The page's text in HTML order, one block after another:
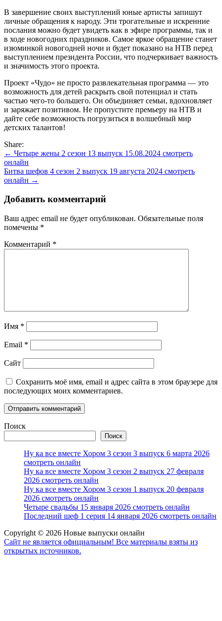
В завершение своих выступлений юные артисты запишут
личные обращения к народу. Эти трогательные и искренние
послания можно будет увидеть как в эфире программы, так и
в ходе новогодних праздников. Самое яркое обращение станет
изюминкой новогодней ночи и будет показано на НТВ перед
выступлением президента России, что подчеркивает важность
и значимость этого проекта.
Проект «Чудо» не просто развлекательная программа — это
возможность для детей раскрыть свой потенциал и стать
частью чего-то большего. Он объединяет семьи, вдохновляет
и заряжает позитивом. Не пропустите премьеру на НТВ и
дайте себе возможность погрузиться в волшебный мир
детских талантов!
Share:
Навигация
по
записям
← Четыре жены 2 сезон 13 выпуск 15.08.2024 смотреть
онлайн
Битва шефов 4 сезон 2 выпуск 19 августа 2024 смотреть
онлайн →
Добавить комментарий
Ваш адрес email не будет опубликован. Обязательные поля
помечены *
Комментарий *
Имя *
Email *
Сайт
Сохранить моё имя, email и адрес сайта в этом браузере для
последующих моих комментариев.
Поиск
Поиск
Ну ка все вместе Хором 3 сезон 3 выпуск 6 марта 2026
смотреть онлайн
Ну ка все вместе Хором 3 сезон 2 выпуск 27 февраля
2026 смотреть онлайн
Ну ка все вместе Хором 3 сезон 1 выпуск 20 февраля
2026 смотреть онлайн
Четыре свадьбы 15 января 2026 смотреть онлайн
Последний шеф 1 серия 14 января 2026 смотреть онлайн
Copyright © 2026 Новые выпуски онлайн
Сайт не является официальным! Все материалы взяты из
открытых источников.